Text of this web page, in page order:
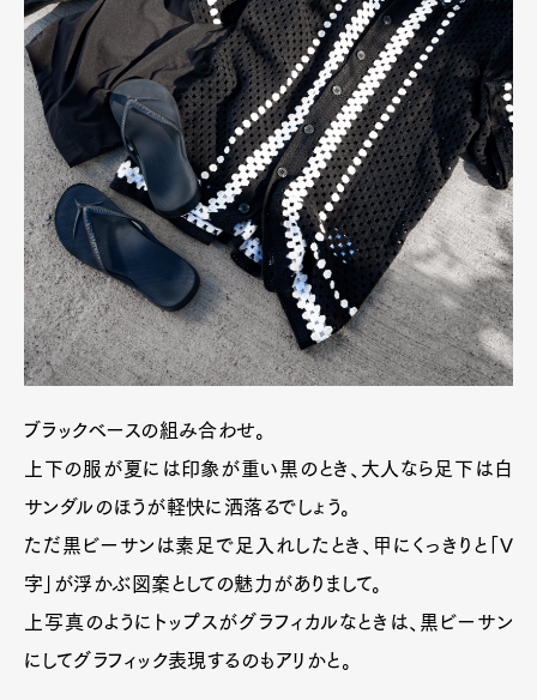
ブラックベースの組み合わせ。
上下の服が夏には印象が重い黒のとき、大人なら足下は白
サンダルのほうが軽快に洒落るでしょう。
ただ黒ビーサンは素足で足入れしたとき、甲にくっきりと「V
字」が浮かぶ図案としての魅力がありまして。
上写真のようにトップスがグラフィカルなときは、黒ビーサン
にしてグラフィック表現するのもアリかと。